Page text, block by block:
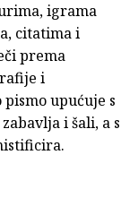
igrama
citatima i
prema
i
upućuje s
i šali, a s